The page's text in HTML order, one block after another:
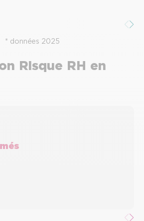
* données 2025
Risque RH en